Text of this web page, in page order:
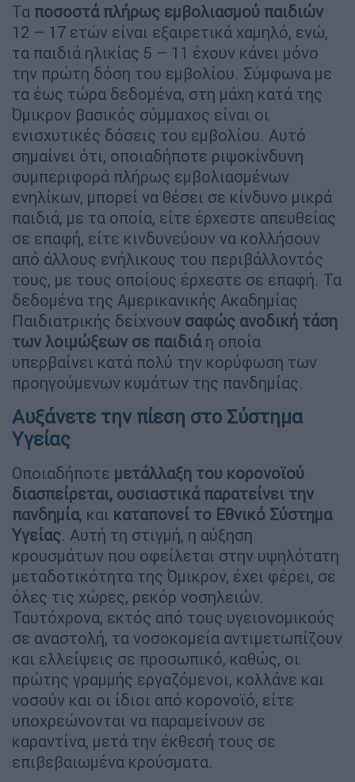
Τα ποσοστά πλήρως εμβολιασμού παιδιών
12 – 17 ετών είναι εξαιρετικά χαμηλό, ενώ,
τα παιδιά ηλικίας 5 – 11 έχουν κάνει μόνο
την πρώτη δόση του εμβολίου. Σύμφωνα με
τα έως τώρα δεδομένα, στη μάχη κατά της
Όμικρον βασικός σύμμαχος είναι οι
ενισχυτικές δόσεις του εμβολίου. Αυτό
σημαίνει ότι, οποιαδήποτε ριψοκίνδυνη
συμπεριφορά πλήρως εμβολιασμένων
ενηλίκων, μπορεί να θέσει σε κίνδυνο μικρά
παιδιά, με τα οποία, είτε έρχεστε απευθείας
σε επαφή, είτε κινδυνεύουν να κολλήσουν
από άλλους ενήλικους του περιβάλλοντός
τους, με τους οποίους έρχεστε σε επαφή. Τα
δεδομένα της Αμερικανικής Ακαδημίας
Παιδιατρικής δείχνουν σαφώς ανοδική τάση
των λοιμώξεων σε παιδιάη οποία
υπερβαίνει κατά πολύ την κορύφωση των
προηγούμενων κυμάτων της πανδημίας.
Αυξάνετε την πίεση στο Σύστημα
Υγείας
Οποιαδήποτε μετάλλαξη του κορονοϊού
διασπείρεται, ουσιαστικά παρατείνει την
πανδημία, και καταπονεί το Εθνικό Σύστημα
Υγείας. Αυτή τη στιγμή, η αύξηση
κρουσμάτων που οφείλεται στην υψηλότατη
μεταδοτικότητα της Όμικρον, έχει φέρει, σε
όλες τις χώρες, ρεκόρ νοσηλειών.
Ταυτόχρονα, εκτός από τους υγειονομικούς
σε αναστολή, τα νοσοκομεία αντιμετωπίζουν
και ελλείψεις σε προσωπικό, καθώς, οι
πρώτης γραμμής εργαζόμενοι, κολλάνε και
νοσούν και οι ίδιοι από κορονοϊό, είτε
υποχρεώνονται να παραμείνουν σε
καραντίνα, μετά την έκθεσή τους σε
επιβεβαιωμένα κρούσματα.